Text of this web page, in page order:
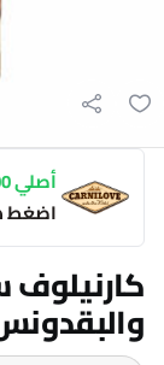
أصلي 100%
اضغط